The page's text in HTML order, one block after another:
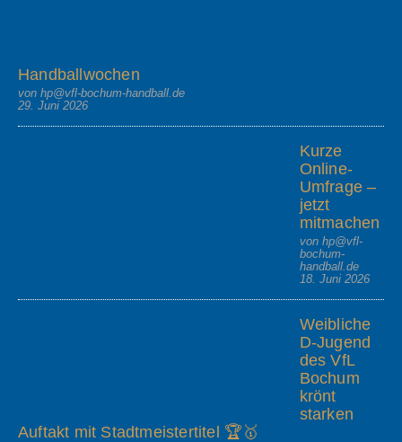
Handballwochen
von hp@vfl-bochum-handball.de
29. Juni 2026
Kurze
Online-
Umfrage –
jetzt
mitmachen
von hp@vfl-
bochum-
handball.de
18. Juni 2026
Weibliche
D-Jugend
des VfL
Bochum
krönt
starken
Auftakt mit Stadtmeistertitel 🏆🥇